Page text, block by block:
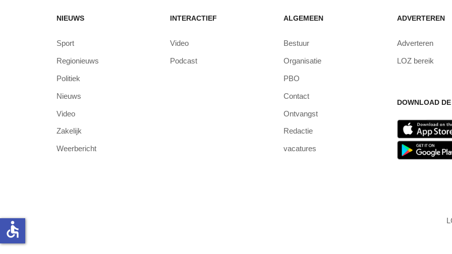
NIEUWS
Sport
Regionieuws
Politiek
Nieuws
Video
Zakelijk
Weerbericht
INTERACTIEF
Video
Podcast
ALGEMEEN
Bestuur
Organisatie
PBO
Contact
Ontvangst
Redactie
vacatures
ADVERTEREN
Adverteren
LOZ bereik
DOWNLOAD
accessible